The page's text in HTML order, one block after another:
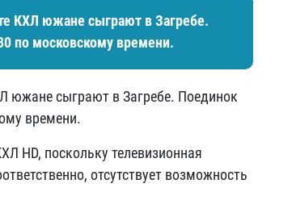
КХЛ южане сыграют в Загребе.
по московскому времени.
южане сыграют в Загребе. Поединок
времени.
HD, поскольку телевизионная
отсутствует возможность